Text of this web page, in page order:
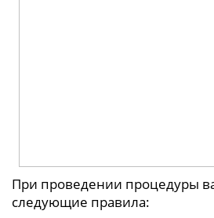
При проведении процедуры
следующие правила: